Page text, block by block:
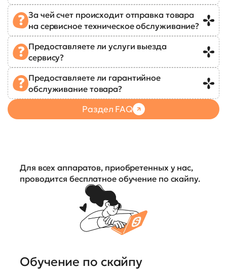
За чей счет происходит отправка товара
на сервисное техническое обслуживание?
Предоставляете ли услуги выезда
сервису?
Предоставляете ли гарантийное
обслуживание товара?
Раздел FAQ
Для всех аппаратов, приобретенных у нас,
проводится бесплатное обучение по скайпу.
Обучение по скайпу